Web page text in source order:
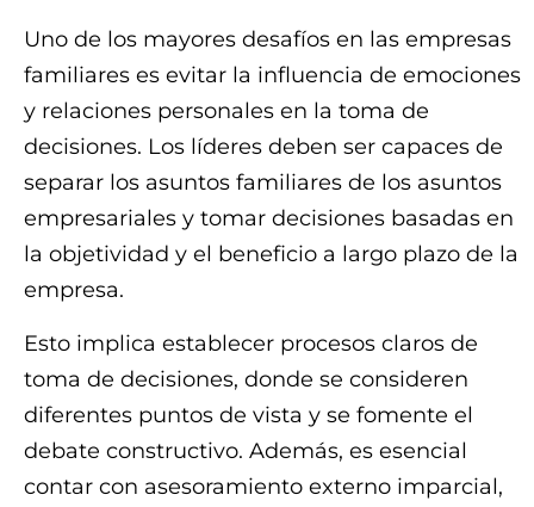
Uno de los mayores desafíos en las empresas
familiares es evitar la influencia de emociones
y relaciones personales en la toma de
decisiones. Los líderes deben ser capaces de
separar los asuntos familiares de los asuntos
empresariales y tomar decisiones basadas en
la objetividad y el beneficio a largo plazo de la
empresa.
Esto implica establecer procesos claros de
toma de decisiones, donde se consideren
diferentes puntos de vista y se fomente el
debate constructivo. Además, es esencial
contar con asesoramiento externo imparcial,